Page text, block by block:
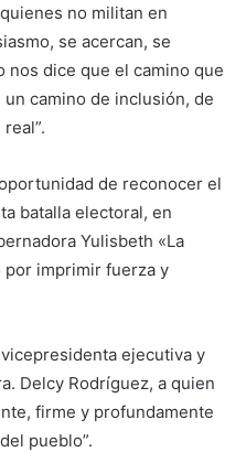
no militan en
se acercan, se
nos dice que el camino que
camino de inclusión, de
de reconocer el
batalla electoral, en
Yulisbeth «La
por imprimir fuerza y
ejecutiva y
Delcy Rodríguez, a quien
firme y profundamente
pueblo”.